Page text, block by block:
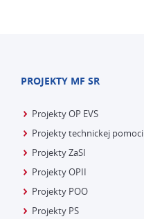
PROJEKTY MF SR
Projekty OP EVS
Projekty technickej pomoci
Projekty ZaSI
Projekty OPII
Projekty POO
Projekty PS